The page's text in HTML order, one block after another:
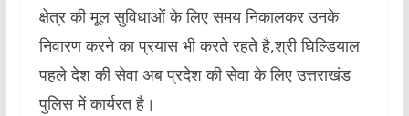
क्षेत्र की मूल सुविधाओं के लिए समय निकालकर उनके
निवारण करने का प्रयास भी करते रहते है,श्री घिल्डियाल
पहले देश की सेवा अब प्रदेश की सेवा के लिए उत्तराखंड
पुलिस में कार्यरत है।